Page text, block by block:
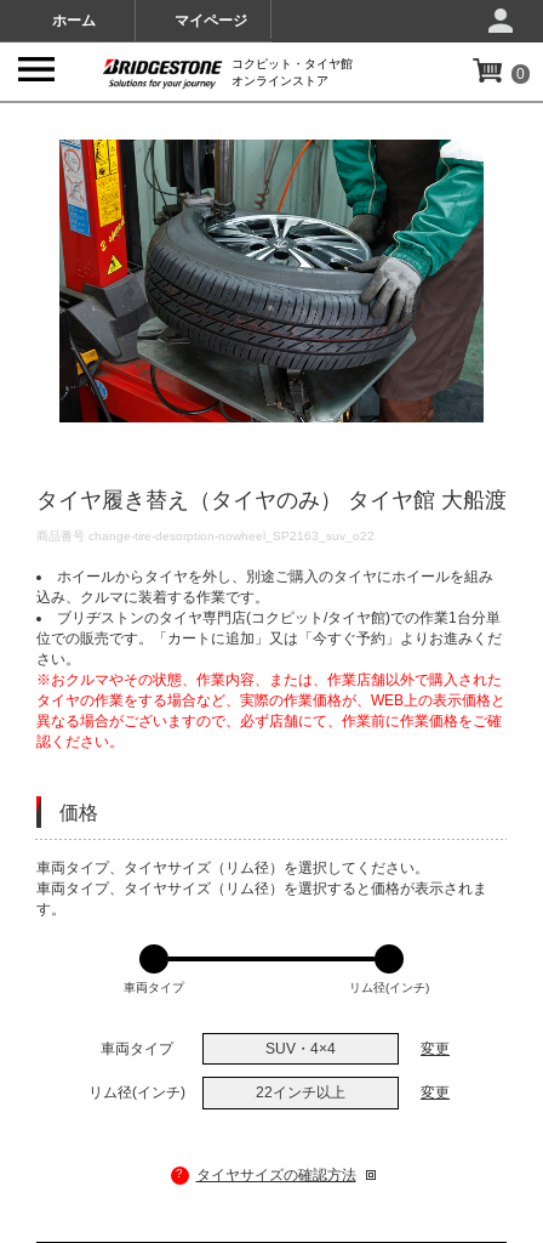
ホーム マイページ
コクピット・タイヤ館
オンラインストア
0
タイヤ履き替え（タイヤのみ） タイヤ館 大船渡
DETAILS
商品番号 change-tire-desorption-nowheel_SP2163_suv_o22
ホイールからタイヤを外し、別途ご購入のタイヤにホイールを組み
込み、クルマに装着する作業です。
ブリヂストンのタイヤ専門店(コクピット/タイヤ館)での作業1台分単
位での販売です。「カートに追加」又は「今すぐ予約」よりお進みくだ
さい。
※おクルマやその状態、作業内容、または、作業店舗以外で購入された
タイヤの作業をする場合など、実際の作業価格が、WEB上の表示価格と
異なる場合がございますので、必ず店舗にて、作業前に作業価格をご確
認ください。
価格
VARIATIONS
車両タイプ、タイヤサイズ（リム径）を選択してください。
車両タイプ、タイヤサイズ（リム径）を選択すると価格が表示されま
す。
車両タイプ リム径(インチ)
車両タイプ SUV・4×4 変更
リム径(インチ) 22インチ以上 変更
? タイヤサイズの確認方法